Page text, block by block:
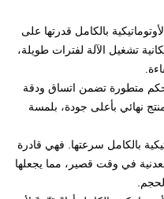
بالكامل قدرتها على
تشغيل الآلة لفترات طويلة،
متطورة تضمن اتساق ودقة
نهائي بأعلى جودة، بلمسة
بالكامل سرعتها. فهي قادرة
في وقت قصير، مما يجعلها